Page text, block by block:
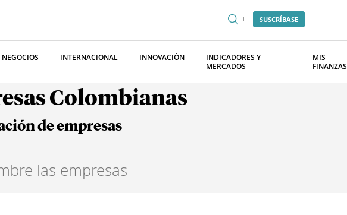
SUSCRÍBASE
NEGOCIOS INTERNACIONAL INNOVACIÓN
INDICADORES Y
MERCADOS
MIS
FINANZAS
Colombianas
de empresas